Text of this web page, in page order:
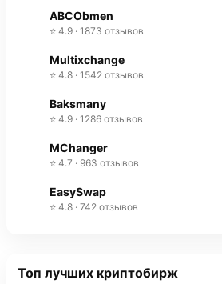
ABCObmen
⭐ 4.9 · 1873 отзывов
Multixchange
⭐ 4.8 · 1542 отзывов
Baksmany
⭐ 4.9 · 1286 отзывов
MChanger
⭐ 4.7 · 963 отзывов
EasySwap
⭐ 4.8 · 742 отзывов
Топ лучших криптобирж